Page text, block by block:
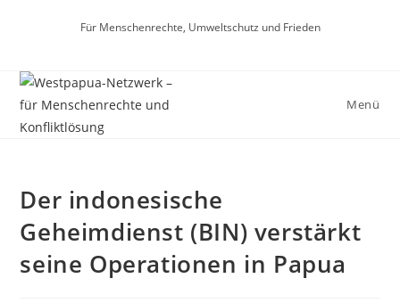
Für Menschenrechte, Umweltschutz und Frieden
Menü
Der indonesische
Geheimdienst (BIN) verstärkt
seine Operationen in Papua